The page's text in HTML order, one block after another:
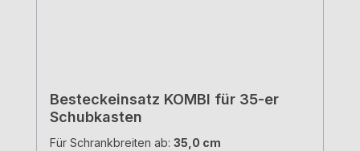
Besteckeinsatz KOMBI für 35-er
Schubkasten
Für Schrankbreiten ab: 35,0 cm